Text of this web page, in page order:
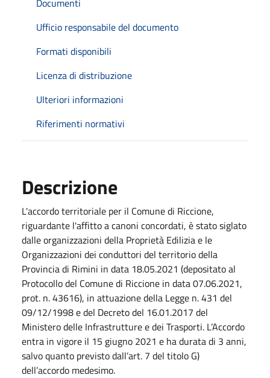
Ufficio responsabile del documento
Formati disponibili
Licenza di distribuzione
Ulteriori informazioni
Riferimenti normativi
Descrizione
L'accordo territoriale per il Comune di Riccione,
riguardante l'affitto a canoni concordati, è stato siglato
dalle organizzazioni della Proprietà Edilizia e le
Organizzazioni dei conduttori del territorio della
Provincia di Rimini in data 18.05.2021 (depositato al
Protocollo del Comune di Riccione in data 07.06.2021,
prot. n. 43616), in attuazione della Legge n. 431 del
09/12/1998 e del Decreto del 16.01.2017 del
Ministero delle Infrastrutture e dei Trasporti. L’Accordo
entra in vigore il 15 giugno 2021 e ha durata di 3 anni,
salvo quanto previsto dall’art. 7 del titolo G)
dell’accordo medesimo.